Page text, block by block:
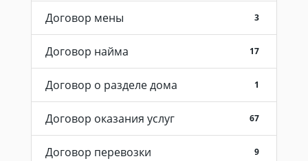
Договор мены 3
Договор найма 17
Договор о разделе дома 1
Договор оказания услуг 67
Договор перевозки 9